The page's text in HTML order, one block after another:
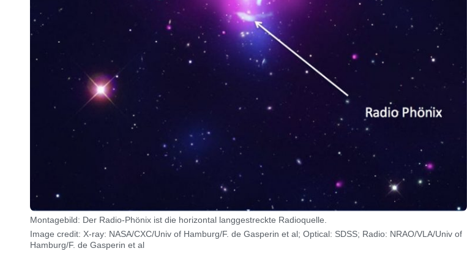
Montagebild: Der Radio-Phönix ist die horizontal langgestreckte Radioquelle.
Image credit: X-ray: NASA/CXC/Univ of Hamburg/F. de Gasperin et al; Optical: SDSS; Radio: NRAO/VLA/Univ of
Hamburg/F. de Gasperin et al